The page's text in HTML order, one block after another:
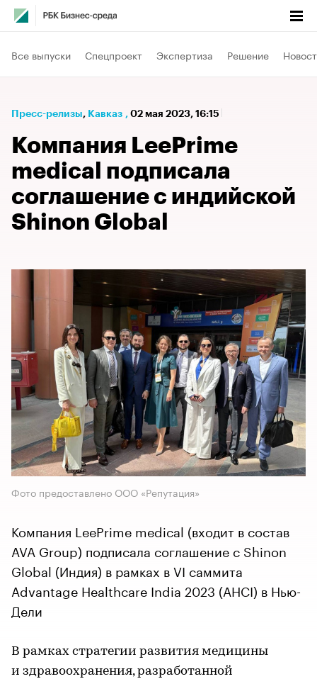
Все выпуски Спецпроект Экспертиза Решение
Пресс-релизы⁠, Кавказ , 02 мая 2023, 16:15
Компания LeePrime
medical подписала
соглашение с индийской
Shinon Global
Фото предоставлено ООО «Репутация»
Компания LeePrime medical (входит в состав
AVA Group) подписала соглашение с Shinon
Global (Индия) в рамках в VI саммита
Advantage Healthcare India 2023 (AHCI) в Нью-
Дели
В рамках стратегии развития медицины
и здравоохранения, разработанной